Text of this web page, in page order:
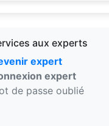
aux experts
expert
expert
de passe oublié